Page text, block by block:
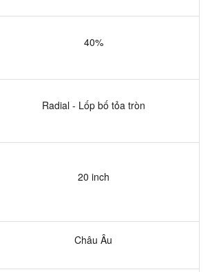
40%
Radial - Lốp bố tỏa tròn
20 inch
Châu Âu